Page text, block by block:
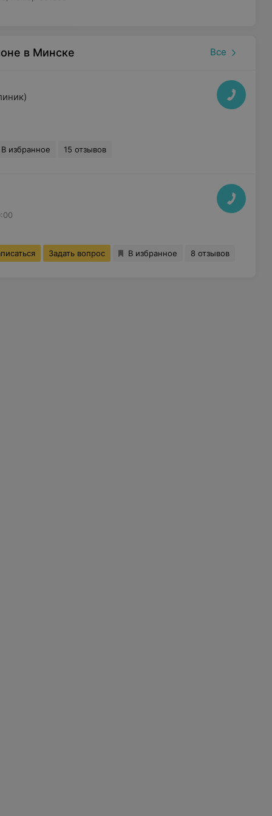
в Минске Все
В избранное 15 отзывов
Задать вопрос В избранное 8 отзывов